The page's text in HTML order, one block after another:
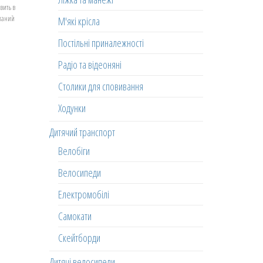
в
М'які крісла
Постільні приналежності
Радіо та відеоняні
Столики для сповивання
Ходунки
Дитячий транспорт
Велобіги
Велосипеди
Електромобілі
Самокати
Скейтборди